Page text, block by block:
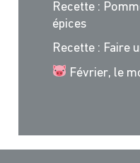
Recette :
épices
Recette : Faire
Février, le